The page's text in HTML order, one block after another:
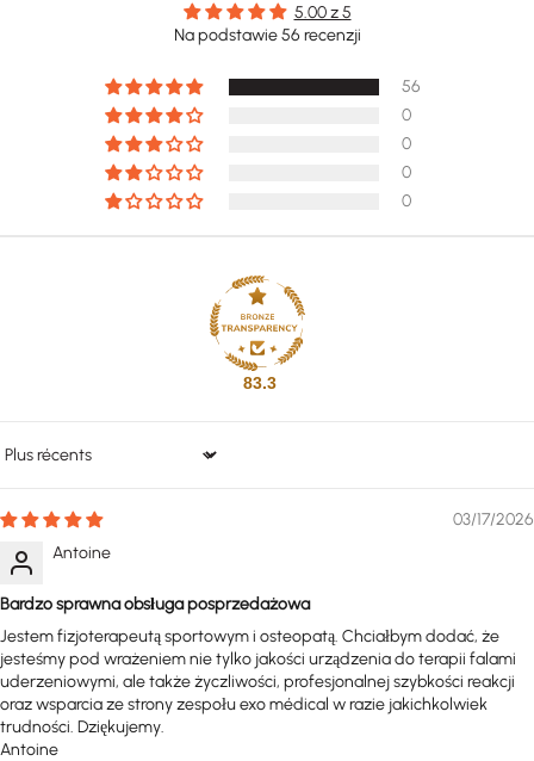
5.00 z 5
Na podstawie 56 recenzji
56
0
0
0
0
83.3
Sort by
03/17/2026
Antoine
Bardzo sprawna obsługa posprzedażowa
Jestem fizjoterapeutą sportowym i osteopatą. Chciałbym dodać, że
jesteśmy pod wrażeniem nie tylko jakości urządzenia do terapii falami
uderzeniowymi, ale także życzliwości, profesjonalnej szybkości reakcji
oraz wsparcia ze strony zespołu exo médical w razie jakichkolwiek
trudności. Dziękujemy.
Antoine